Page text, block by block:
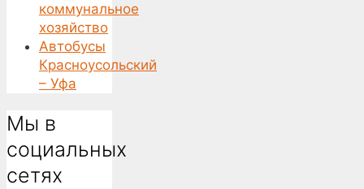
коммунальное
хозяйство
Автобусы
Красноусольский
– Уфа
Мы в
социальных
сетях